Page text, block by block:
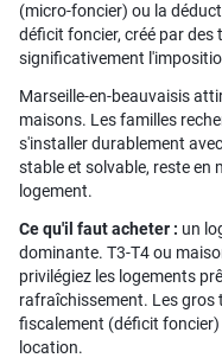
(micro-foncier) ou la
déficit foncier, créé par
significativement
Marseille-en-beauvaisis
maisons. Les familles
s'installer durablement
stable et solvable, reste en
logement.
Ce qu'il faut acheter : un
dominante. T3-T4 ou
privilégiez les logements
rafraîchissement. Les
fiscalement (déficit foncier)
location.